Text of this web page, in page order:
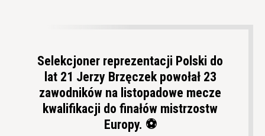
Selekcjoner reprezentacji Polski do
lat 21 Jerzy Brzęczek powołał 23
zawodników na listopadowe mecze
kwalifikacji do finałów mistrzostw
Europy. ⚽